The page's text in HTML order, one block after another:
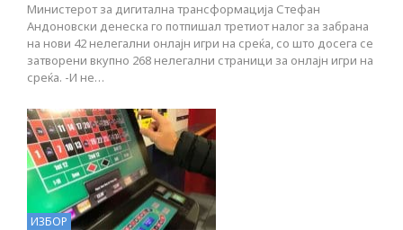
Министерот за дигитална трансформација Стефан
Андоновски денеска го потпишал третиот налог за забрана
на нови 42 нелегални онлајн игри на среќа, со што досега се
затворени вкупно 268 нелегални страници за онлајн игри на
среќа. -И не…
ИЗБОР